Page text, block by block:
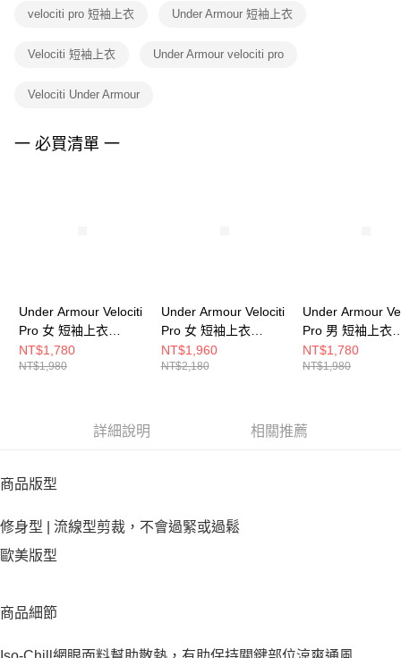
客戶支援中心」https://netprotections.freshdesk.com/support/home
１．透過由恩沛科技股份有限公司提供之「AFTEE先享後付」服務完成之交
權轉讓予恩沛科技股份有限公司。
３．未成年的使用者請事先徵得法定代理人或監護人之同意方可使用
「AFTEE先享後付」，若未經同意申辦者引起之損失，本公司不負相關責
velociti pro 短袖上衣 Under Armour 短袖上衣
Velociti 短袖上衣 Under Armour velociti pro
Velociti Under Armour
一 必買清單 一
Under Armour Velociti
Pro 女 短袖上衣
6009536-001
NT$1,780
NT$1,980
Under Armour Velociti
Pro 女 短袖上衣
6012729-001
NT$1,960
NT$2,180
Under Armour
Pro 男 短袖上衣
6009506-069
NT$1,780
NT$1,980
詳細說明 相關推薦
商品版型
修身型 | 流線型剪裁，不會過緊或過鬆
歐美版型
商品細節